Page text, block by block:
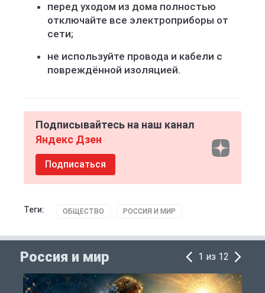
перед уходом из дома полностью
отключайте все электроприборы от
сети;
не используйте провода и кабели с
повреждённой изоляцией.
Подписывайтесь на наш канал
Яндекс Дзен
Подписаться
Теги: ОБЩЕСТВО РОССИЯ И МИР
Россия и мир 1 из 12